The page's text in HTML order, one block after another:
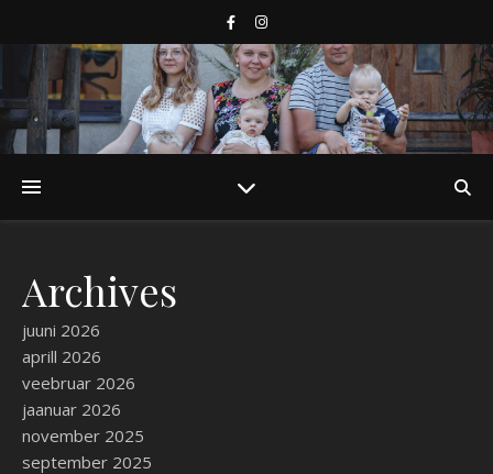
Archives
juuni 2026
aprill 2026
veebruar 2026
jaanuar 2026
november 2025
september 2025